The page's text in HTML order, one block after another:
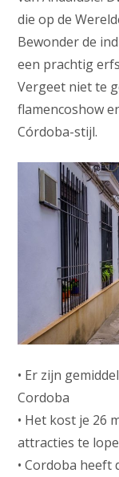
die op de
Bewonder de
een prachtig
Vergeet niet te
flamencoshow
Córdoba-stijl.
• Er zijn
Cordoba
• Het kost je 26
attracties te
• Cordoba